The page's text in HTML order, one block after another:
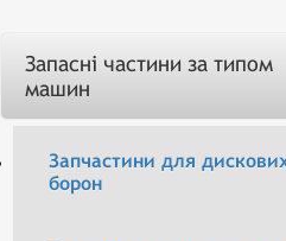
Запасні частини за типом
машин
Запчастини для
борон